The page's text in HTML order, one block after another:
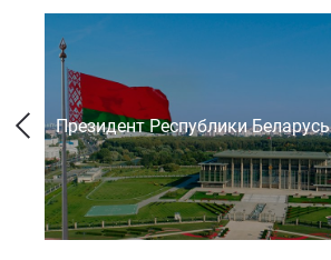
Президент Республики Беларусь